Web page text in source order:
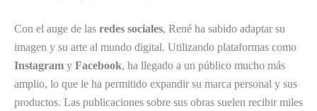
Con el auge de las redes sociales, René ha sabido adaptar su
imagen y su arte al mundo digital. Utilizando plataformas como
Instagram y Facebook, ha llegado a un público mucho más
amplio, lo que le ha permitido expandir su marca personal y sus
productos. Las publicaciones sobre sus obras suelen recibir miles